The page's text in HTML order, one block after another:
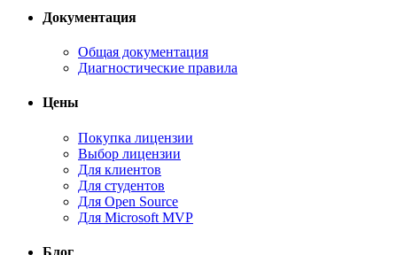
Документация
Общая документация
Диагностические правила
Цены
Покупка лицензии
Выбор лицензии
Для клиентов
Для студентов
Для Open Source
Для Microsoft MVP
Блог